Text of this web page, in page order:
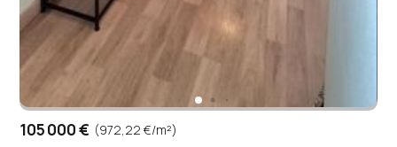
105 000 € (972,22 €/m²)